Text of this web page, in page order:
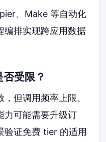
、Make 等自动化
编排实现跨应用数据
受限？
但调用频率上限、
力可能需要升级订
验证免费 tier 的适用